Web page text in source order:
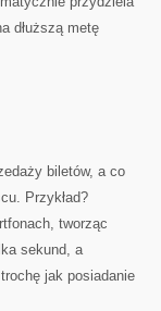
dłuższą metę
biletów, a co
Przykład?
tworząc
sekund, a
jak posiadanie